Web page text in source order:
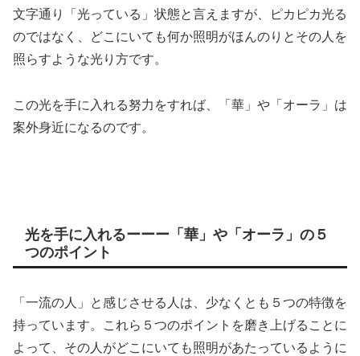
文字通り「光っている」状態と言えますが、ピカピカ光る
のではなく、どこにいても何か照明がほんのりとその人を
照らすような光り方です。
この光を手に入れる努力をすれば、「華」や「オーラ」は
案外身近になるのです。
光を手に入れるーーー「華」や「オーラ」の５
つのポイント
「一流の人」と感じさせる人は、少なくとも５つの特徴を
持っています。これら５つのポイントを磨き上げることに
よって、その人がどこにいても照明があたっているように